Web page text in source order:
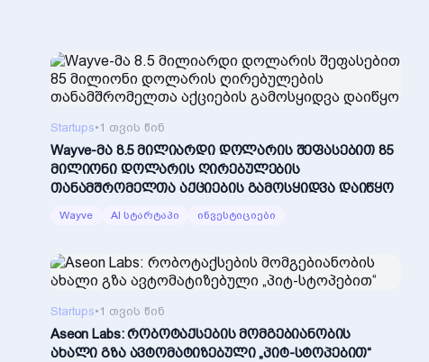
Startups•1 თვის წინ
Wayve-მა 8.5 მილიარდი დოლარის შეფასებით 85
მილიონი დოლარის ღირებულების
თანამშრომელთა აქციების გამოსყიდვა დაიწყო
Wayve AI სტარტაპი ინვესტიციები
Startups•1 თვის წინ
Aseon Labs: რობოტაქსების მომგებიანობის
ახალი გზა ავტომატიზებული „პიტ-სტოპებით“